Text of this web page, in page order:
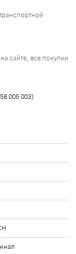
005 003)
сайте, все покупки